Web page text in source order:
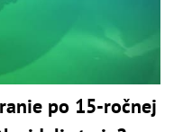
po 15-ročnej